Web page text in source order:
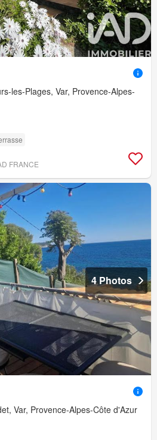
les-Plages, Var, Provence-Alpes-
FRANCE
4 Photos
Var, Provence-Alpes-Côte d'Azur